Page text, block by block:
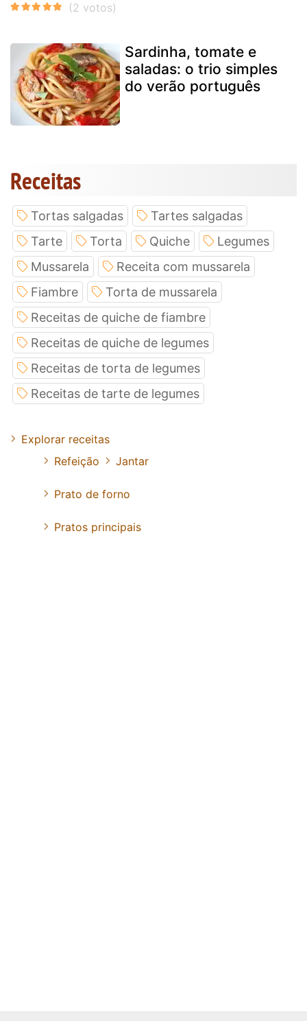
Sardinha, tomate e
saladas: o trio simples
do verão português
Receitas
Tortas salgadas
Tartes salgadas
Tarte
Torta Quiche
Legumes
Mussarela
Receita com mussarela
Fiambre
Torta de mussarela
Receitas de quiche de fiambre
Receitas de quiche de legumes
Receitas de torta de legumes
Receitas de tarte de legumes
Explorar receitas
Refeição
Jantar
Prato de forno
Pratos principais